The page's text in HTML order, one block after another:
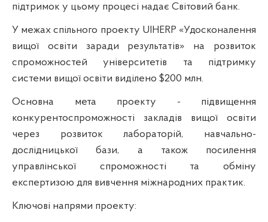
підтримок у цьому процесі надає Світовий банк.
У межах спільного проекту UIHERP «Удосконалення
вищої освіти заради результатів» на розвиток
спроможностей університетів та підтримку
системи вищої освіти виділено $200 млн.
Основна мета проекту - підвищення
конкурентоспроможності закладів вищої освіти
через розвиток лабораторій, навчально-
дослідницької бази, а також посилення
управлінської спроможності та обміну
експертизою для вивчення міжнародних практик.
Ключові напрями проекту: